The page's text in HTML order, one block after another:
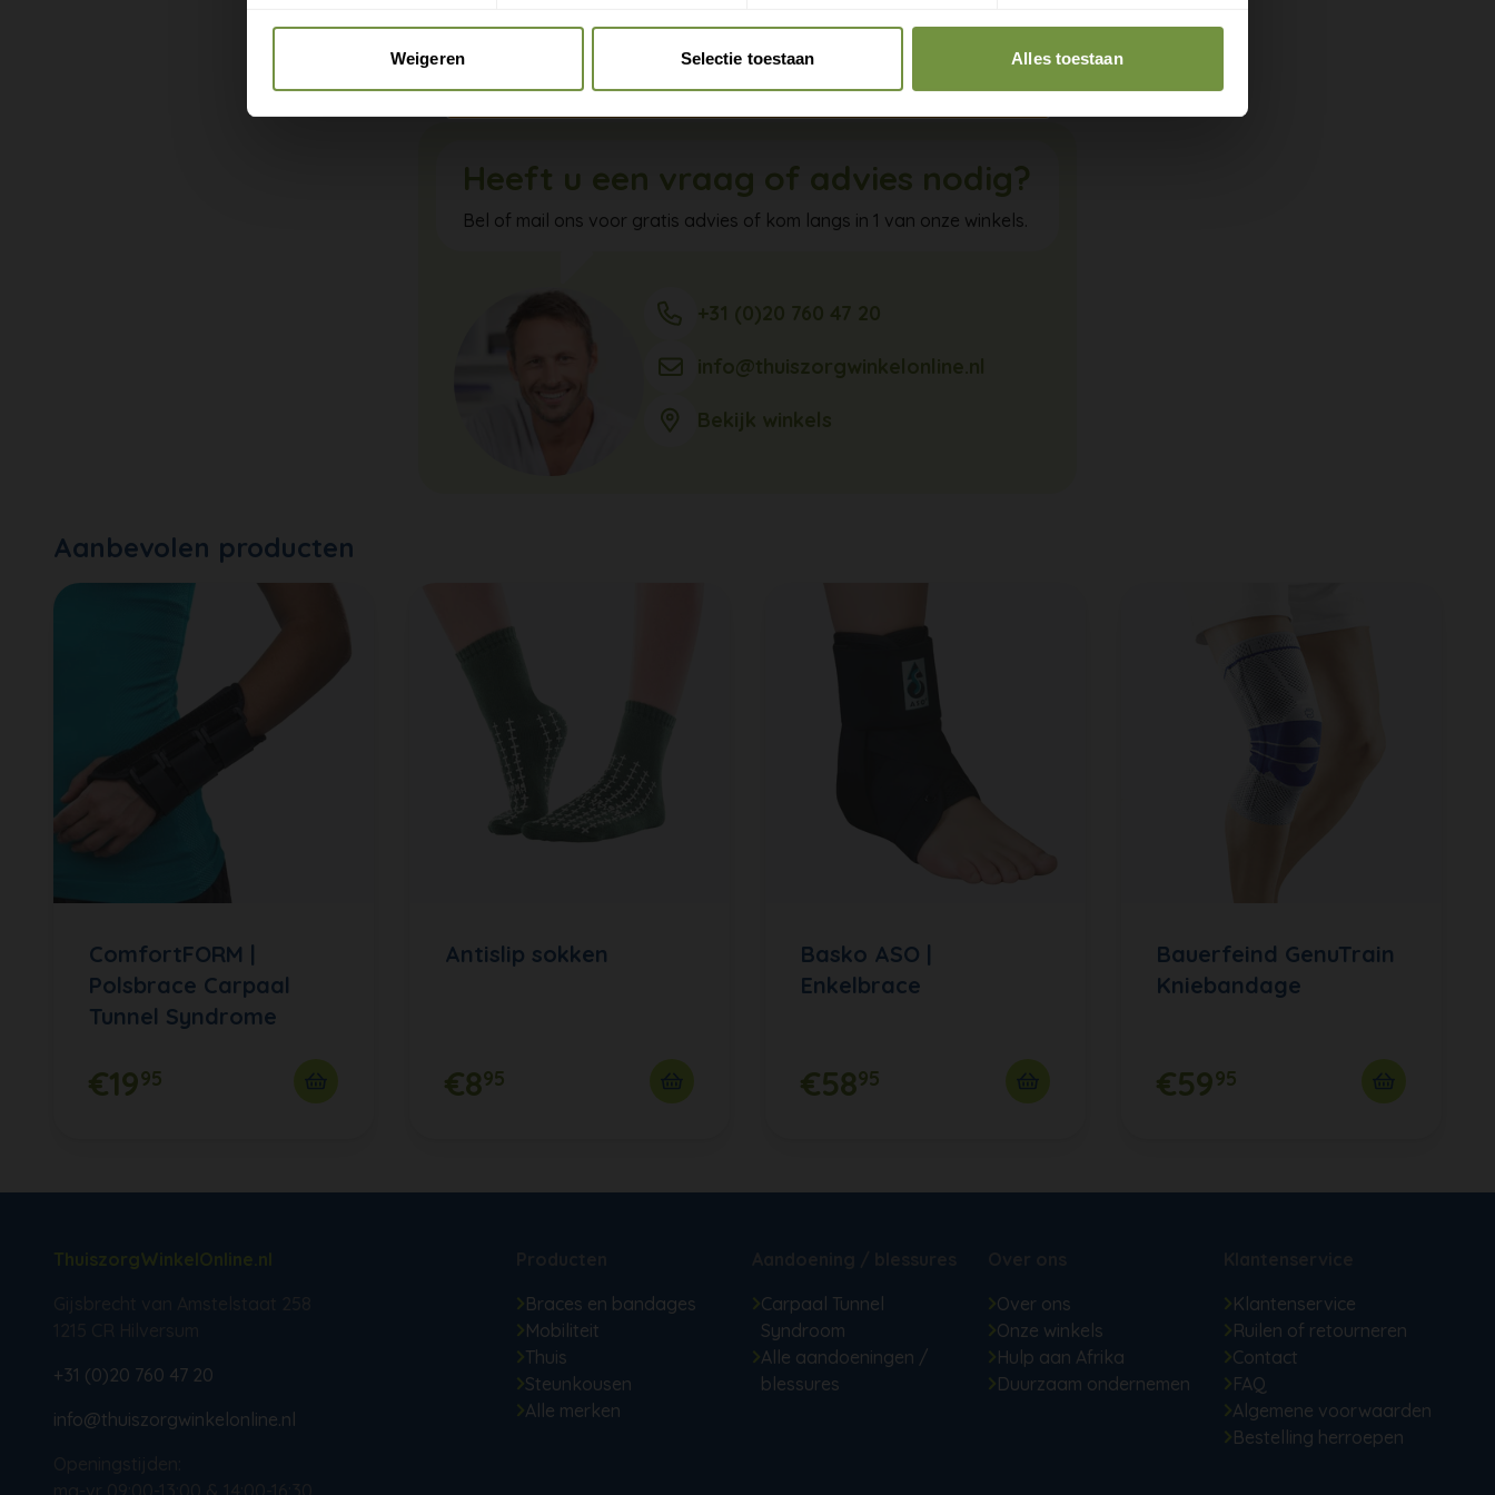
Weigeren Selectie toestaan Alles toestaan
zware belasting op beide benen kiest u beter voor een loophulp met meer
steunpunten.
Heeft u een vraag of advies nodig?
Bel of mail ons voor gratis advies of kom langs in 1 van onze winkels.
+31 (0)20 760 47 20
info@thuiszorgwinkelonline.nl
Bekijk winkels
Aanbevolen producten
ComfortFORM |
Polsbrace Carpaal
Tunnel Syndrome
€1995
Antislip sokken
€895
Basko ASO |
Enkelbrace
€5895
Bauerfeind GenuTrain
Kniebandage
€5995
+31 (0)20 760 47 20
info@thuiszorgwinkelonline.nl
Braces en bandages
Mobiliteit
Thuis
Steunkousen
Alle merken
Carpaal Tunnel
Syndroom
Alle aandoeningen /
blessures
Over ons
Onze winkels
Hulp aan Afrika
Duurzaam ondernemen
Klantenservice
Ruilen of retourneren
Contact
FAQ
Algemene voorwaarden
Bestelling herroepen
Claim gratis verzending